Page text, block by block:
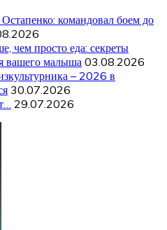
командовал боем до
чем просто еда: секреты
вашего малыша 03.08.2026
– 2026 в
30.07.2026
29.07.2026